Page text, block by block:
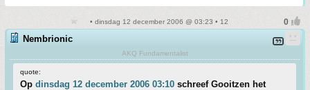
• dinsdag 12 december 2006 @ 03:23 • 12
Nembrionic
AKQ Fundamentalist
quote:
Op dinsdag 12 december 2006 03:10 schreef Gooitzen het